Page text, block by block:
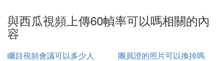
與西瓜視頻上傳60幀率可以嗎相關的內
容
矚目視頻會議可以多少人
團員證的照片可以換掉嗎